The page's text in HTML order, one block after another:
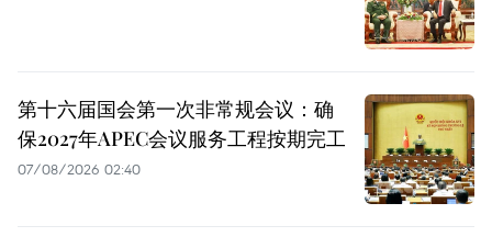
第十六届国会第一次非常规会议：确
保2027年APEC会议服务工程按期完工
07/08/2026 02:40